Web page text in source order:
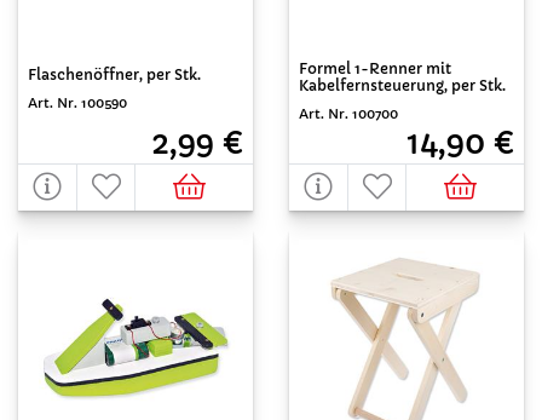
Flaschenöffner, per Stk.
Art. Nr. 100590
2,99 €
Formel 1-Renner mit
Kabelfernsteuerung, per Stk.
Art. Nr. 100700
14,90 €